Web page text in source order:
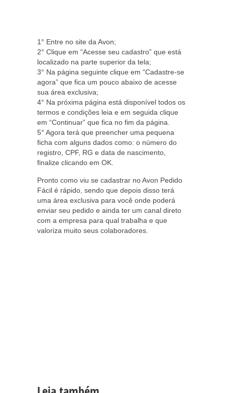
1° Entre no site da Avon;
2° Clique em “Acesse seu cadastro” que está
localizado na parte superior da tela;
3° Na página seguinte clique em “Cadastre-se
agora” que fica um pouco abaixo de acesse
sua área exclusiva;
4° Na próxima página está disponível todos os
termos e condições leia e em seguida clique
em “Continuar” que fica no fim da página.
5° Agora terá que preencher uma pequena
ficha com alguns dados como: o número do
registro, CPF, RG e data de nascimento,
finalize clicando em OK.
Pronto como viu se cadastrar no Avon Pedido
Fácil é rápido, sendo que depois disso terá
uma área exclusiva para você onde poderá
enviar seu pedido e ainda ter um canal direto
com a empresa para qual trabalha e que
valoriza muito seus colaboradores.